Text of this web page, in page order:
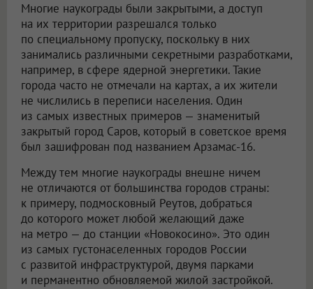
Многие наукограды были закрытыми, а доступ
на их территории разрешался только
по специальному пропуску, поскольку в них
занимались различными секретными разработками,
например, в сфере ядерной энергетики. Такие
города часто не отмечали на картах, а их жители
не числились в переписи населения. Один
из самых известных примеров — знаменитый
закрытый город Саров, который в советское время
был зашифрован под названием Арзамас-16.
Между тем многие наукограды внешне ничем
не отличаются от большинства городов страны:
к примеру, подмосковный Реутов, добраться
до которого может любой желающий даже
на метро — до станции «Новокосино». Это один
из самых густонаселенных городов России
с развитой инфраструктурой, двумя парками
и перманентно обновляемой жилой застройкой.